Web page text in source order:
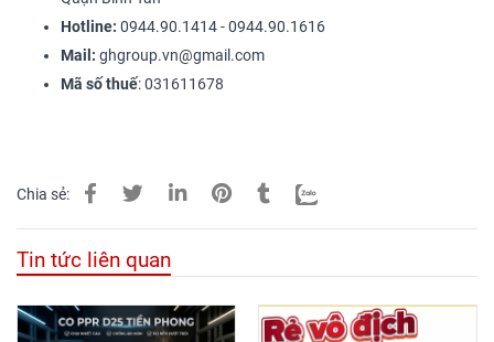
Hotline: 0944.90.1414 - 0944.90.1616
Mail: ghgroup.vn@gmail.com
Mã số thuế: 031611678
Chia sẻ:
Tin tức liên quan